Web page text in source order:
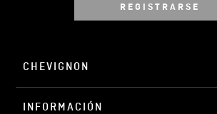
REGISTRARSE
CHEVIGNON
INFORMACIÓN